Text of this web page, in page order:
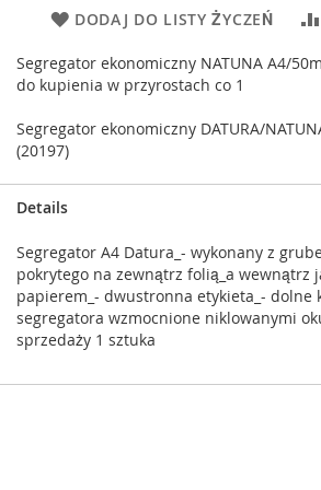
DODAJ DO LISTY ŻYCZEŃ
Segregator ekonomiczny NATUNA A4/
do kupienia w przyrostach co 1
Segregator ekonomiczny DATURA/
(20197)
Details
Segregator A4 Datura_- wykonany z
pokrytego na zewnątrz folią_a wewnątrz
papierem_- dwustronna etykieta_- dolne
segregatora wzmocnione niklowanymi
sprzedaży 1 sztuka